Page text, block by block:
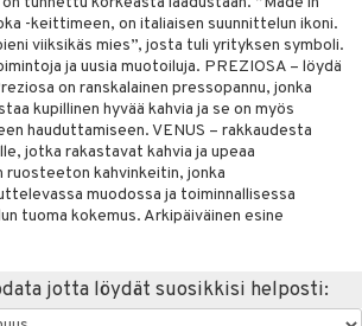
-keittimeen, on italiaisen suunnittelun ikoni.
viiksikäs mies”, josta tuli yrityksen symboli.
ja uusia muotoiluja. PREZIOSA – löydä
on ranskalainen pressopannu, jonka
kupillinen hyvää kahvia ja se on myös
hauduttamiseen. VENUS – rakkaudesta
jotka rakastavat kahvia ja upeaa
ruosteeton kahvinkeitin, jonka
muodossa ja toiminnallisessa
tuoma kokemus. Arkipäiväinen esine
jotta löydät suosikkisi helposti: